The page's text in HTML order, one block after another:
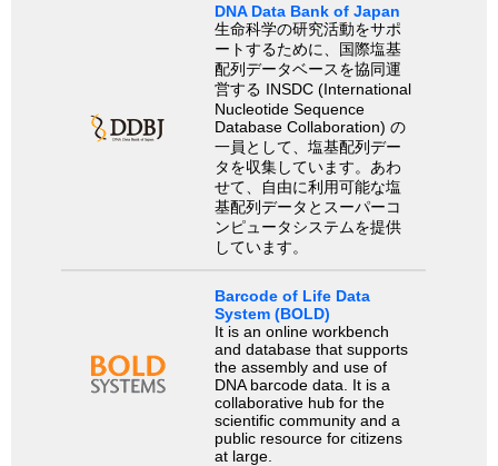
DNA Data Bank of Japan
生命科学の研究活動をサポ
ートするために、国際塩基
配列データベースを協同運
営する INSDC (International
Nucleotide Sequence
Database Collaboration) の
一員として、塩基配列デー
タを収集しています。あわ
せて、自由に利用可能な塩
基配列データとスーパーコ
ンピュータシステムを提供
しています。
Barcode of Life Data
System (BOLD)
It is an online workbench
and database that supports
the assembly and use of
DNA barcode data. It is a
collaborative hub for the
scientific community and a
public resource for citizens
at large.